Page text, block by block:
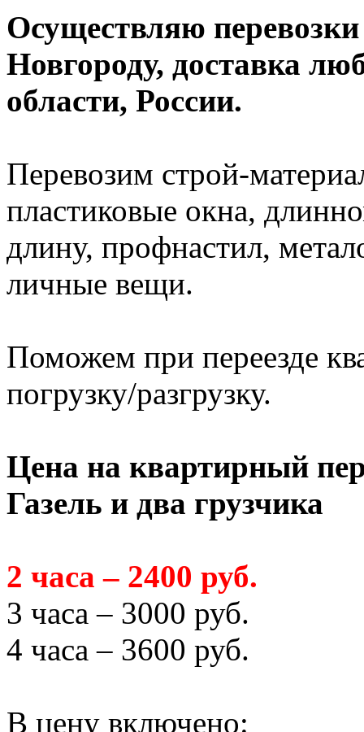
Осуществляю
Новгороду, доставка
области, России.
Перевозим строй-
пластиковые окна,
длину, профнастил,
личные вещи.
Поможем при переезде
погрузку/разгрузку.
Цена на квартирный
Газель и два грузчика
2 часа – 2400 руб.
3 часа – 3000 руб.
4 часа – 3600 руб.
В цену включено: